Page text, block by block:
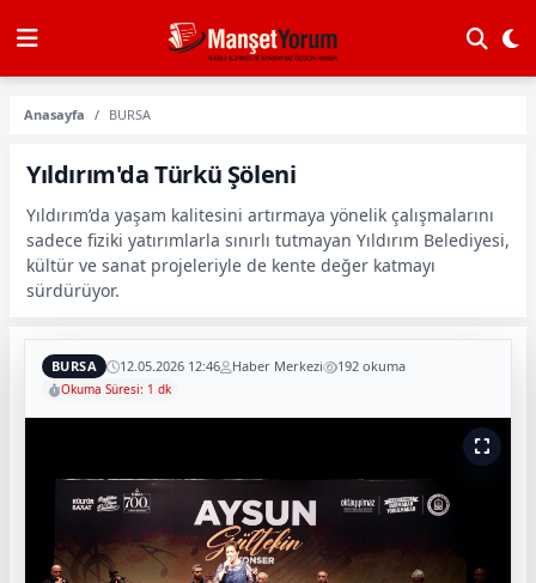
Anasayfa BURSA
Yıldırım'da Türkü Şöleni
Yıldırım’da yaşam kalitesini artırmaya yönelik çalışmalarını
sadece fiziki yatırımlarla sınırlı tutmayan Yıldırım Belediyesi,
kültür ve sanat projeleriyle de kente değer katmayı
sürdürüyor.
BURSA 12.05.2026 12:46 Haber Merkezi 192 okuma
Okuma Süresi: 1 dk